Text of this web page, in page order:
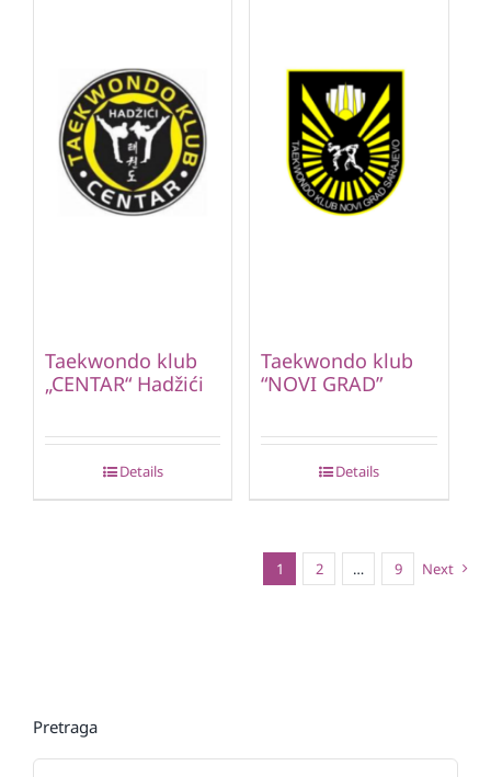
Taekwondo klub
„CENTAR“ Hadžići
Details
Taekwondo klub
“NOVI GRAD”
Details
1 2 … 9 Next
Pretraga